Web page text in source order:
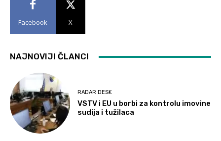
Facebook X
NAJNOVIJI ČLANCI
RADAR DESK
VSTV i EU u borbi za kontrolu imovine
sudija i tužilaca